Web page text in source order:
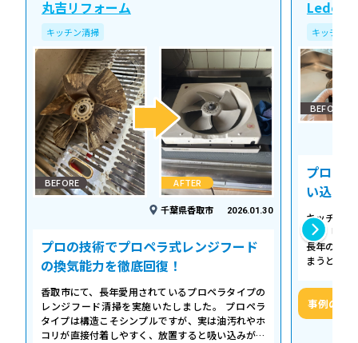
丸吉リフォーム
キッチン清掃
BEFORE AFTER
千葉県香取市 2026.01.30
プロの技術でプロペラ式レンジフード
の換気能力を徹底回復！
香取市にて、長年愛用されているプロペラタイプの
レンジフード清掃を実施いたしました。 プロペラ
タイプは構造こそシンプルですが、実は油汚れやホ
コリが直接付着しやすく、放置すると吸い込みが悪
Ledope
キッチン清
BEFORE
プロの
い込み
キッチン
える「シ
長年の調
まうとご
事例の詳